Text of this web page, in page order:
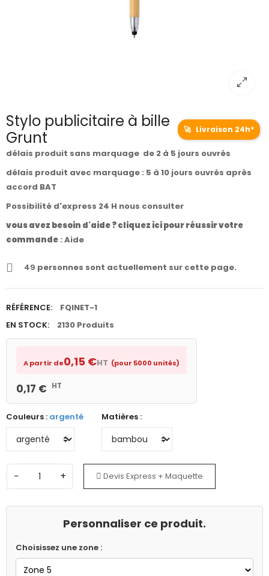
Stylo publicitaire à bille
Grunt
🚀 Livraison 24h*
délais produit sans marquage de 2 à 5 jours ouvrés
délais produit avec marquage : 5 à 10 jours ouvrés après
accord BAT
Possibilité d'express 24 H nous consulter
vous avez besoin d'aide ? cliquez ici pour réussir votre
commande : Aide
49 personnes sont actuellement sur cette page.
RÉFÉRENCE:
FQINET-1
EN STOCK:
2130 Produits
A partir de0,15 €HT (pour 5000 unités)
0,17 € HT
Couleurs : argenté Matières :
− + Devis Express + Maquette
Personnaliser ce produit.
Choisissez une zone :